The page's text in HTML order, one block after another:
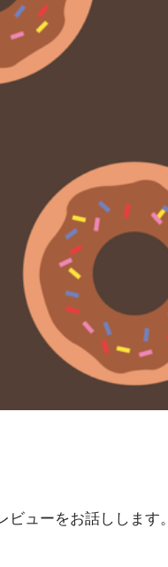
ューをお話しします。